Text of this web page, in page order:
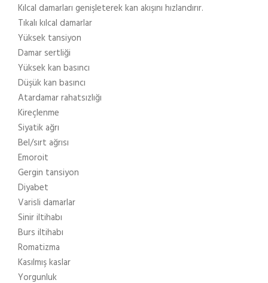
Kılcal damarları genişleterek kan akışını hızlandırır.
Tıkalı kılcal damarlar
Yüksek tansiyon
Damar sertliği
Yüksek kan basıncı
Düşük kan basıncı
Atardamar rahatsızlığı
Kireçlenme
Siyatik ağrı
Bel/sırt ağrısı
Emoroit
Gergin tansiyon
Diyabet
Varisli damarlar
Sinir iltihabı
Burs iltihabı
Romatizma
Kasılmış kaslar
Yorgunluk